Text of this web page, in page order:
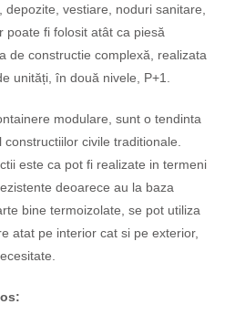
vestiare, noduri sanitare,
poate fi folosit atât ca piesă
de constructie complexă, realizata
unități, în două nivele, P+1.
modulare, sunt o tendinta
civile traditionale.
este ca pot fi realizate in termeni
deoarece au la baza
bine termoizolate, se pot utiliza
atat pe interior cat si pe exterior,